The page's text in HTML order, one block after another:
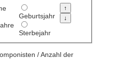
Geburtsjahr
Sterbejahr
/ Anzahl der